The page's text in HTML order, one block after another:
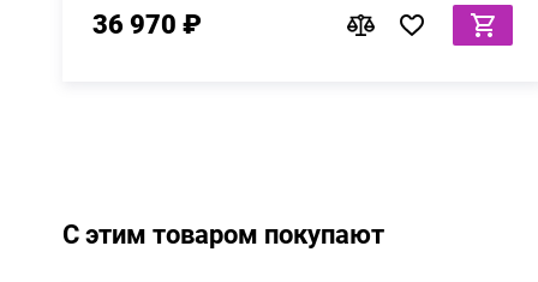
36 970 ₽
С этим товаром покупают